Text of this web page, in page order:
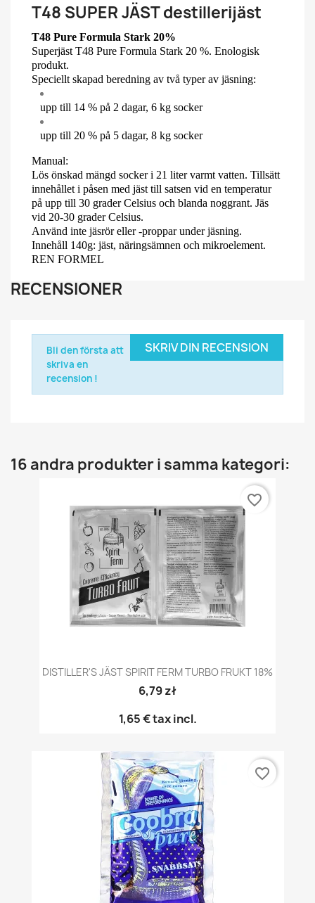
T48 SUPER JÄST destillerijäst
T48 Pure Formula Stark 20%
Superjäst T48 Pure Formula Stark 20 %. Enologisk
produkt.
Speciellt skapad beredning av två typer av jäsning:
upp till 14 % på 2 dagar, 6 kg socker
upp till 20 % på 5 dagar, 8 kg socker
Manual:
Lös önskad mängd socker i 21 liter varmt vatten. Tillsätt
innehållet i påsen med jäst till satsen vid en temperatur
på upp till 30 grader Celsius och blanda noggrant. Jäs
vid 20-30 grader Celsius.
Använd inte jäsrör eller -proppar under jäsning.
Innehåll 140g: jäst, näringsämnen och mikroelement.
REN FORMEL
RECENSIONER
SKRIV DIN RECENSION
Bli den första att
skriva en
recension !
16 andra produkter i samma kategori:
DISTILLER'S JÄST SPIRIT FERM TURBO FRUKT 18%
6,79 zł
1,65 €tax incl.
favorite_border
favorite_border